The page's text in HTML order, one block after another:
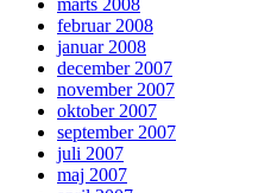
februar 2008
januar 2008
december 2007
november 2007
oktober 2007
september 2007
juli 2007
maj 2007